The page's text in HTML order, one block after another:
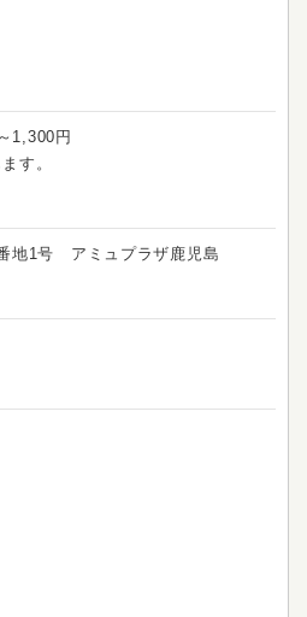
1,300円
す。
地1号 アミュプラザ鹿児島